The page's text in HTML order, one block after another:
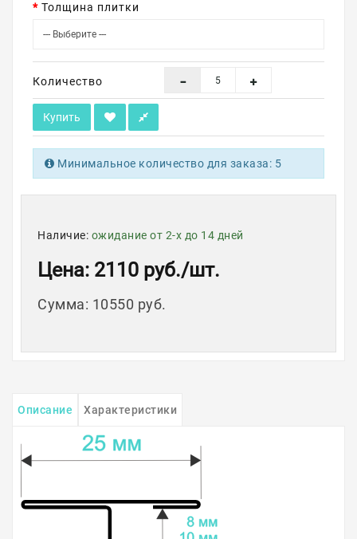
Толщина плитки
Количество
Купить
Минимальное количество для заказа: 5
Наличие: ожидание от 2-х до 14 дней
Цена: 2110 руб./шт.
Сумма: 10550 руб.
Описание Характеристики